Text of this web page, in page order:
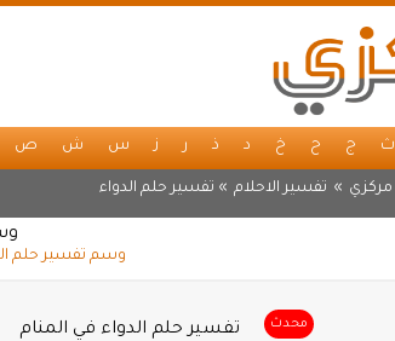
ث ج ح خ د ذ ر ز س ش ص
مركزي » تفسير الاحلام » تفسير حلم الدواء
وسم تفسير حلم
محدث تفسير حلم الدواء في المنام